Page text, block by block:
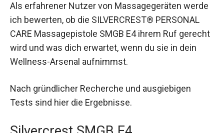
Als erfahrener Nutzer von Massagegeräten werde
ich bewerten, ob die SILVERCREST® PERSONAL
CARE Massagepistole SMGB E4 ihrem Ruf gerecht
wird und was dich erwartet, wenn du sie in dein
Wellness-Arsenal aufnimmst.
Nach gründlicher Recherche und ausgiebigen
Tests sind hier die Ergebnisse.